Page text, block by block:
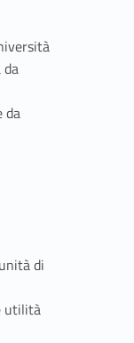
da
di
utilità